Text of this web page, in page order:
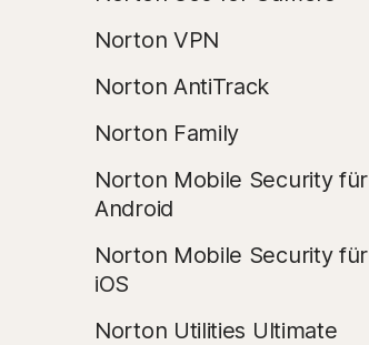
Norton VPN
Norton AntiTrack
Norton Family
Norton Mobile Security für
Android
Norton Mobile Security für
iOS
Norton Utilities Ultimate